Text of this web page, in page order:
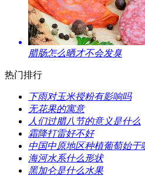
​腊肠怎么晒才不会发臭
热门排行
​下雨对玉米授粉有影响吗
​无花果的寓意
​人们过腊八节的意义是什么
​霜降打雷好不好
中国中原地区种植葡萄始于
​海河水系什么形状
​黑加仑是什么水果